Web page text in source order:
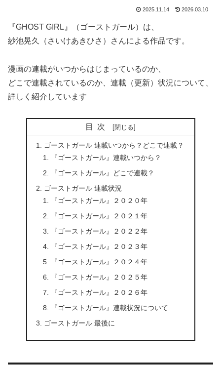
2025.11.14 2026.03.10
『GHOST GIRL』（ゴーストガール）は、
紗池晃久（さいけあきひさ）さんによる作品です。
漫画の連載がいつからはじまっているのか、
どこで連載されているのか、連載（更新）状況について、
詳しく紹介しています
目次
ゴーストガール 連載いつから？どこで連載？
『ゴーストガール』連載いつから？
『ゴーストガール』どこで連載？
ゴーストガール 連載状況
『ゴーストガール』２０２０年
『ゴーストガール』２０２１年
『ゴーストガール』２０２２年
『ゴーストガール』２０２３年
『ゴーストガール』２０２４年
『ゴーストガール』２０２５年
『ゴーストガール』２０２６年
『ゴーストガール』連載状況について
ゴーストガール 最後に